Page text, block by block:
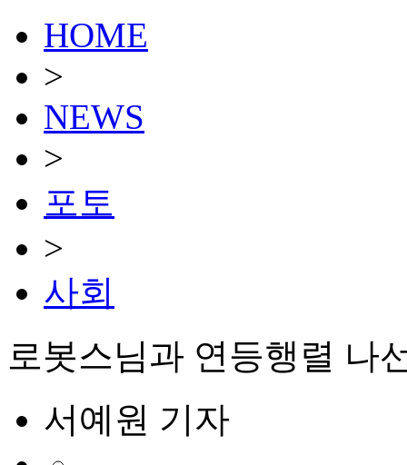
HOME
>
NEWS
>
포토
>
사회
로봇스님과 연등행렬 나
서예원 기자